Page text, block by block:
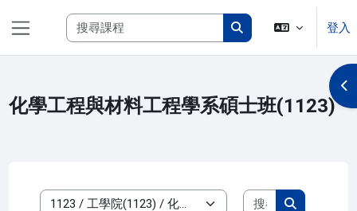
搜尋課程
搜尋課程
登入
化學工程與材料工程學系碩士班(1123)
開
搜尋課程